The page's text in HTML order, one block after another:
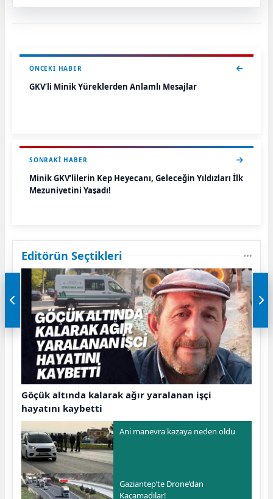
ÖNCEKI HABER
GKV’li Minik Yüreklerden Anlamlı Mesajlar
SONRAKI HABER
Minik GKV’lilerin Kep Heyecanı, Geleceğin Yıldızları İlk
Mezuniyetini Yaşadı!
Editörün Seçtikleri
Göçük altında kalarak ağır yaralanan işçi
hayatını kaybetti
Ani manevra kazaya neden oldu
Gaziantep’te Drone’dan
Kaçamadılar!